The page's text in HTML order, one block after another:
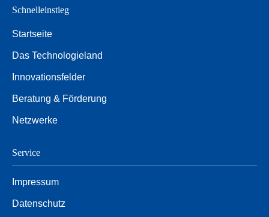
Schnelleinstieg
Startseite
Das Technologieland
Innovationsfelder
Beratung & Förderung
Netzwerke
Service
Impressum
Datenschutz